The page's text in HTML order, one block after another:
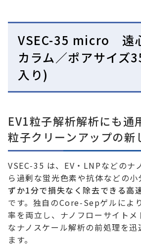
VSEC-35 micro 遠
カラム／ポアサイズ
入り)
EV1粒子解析解析にも通
粒子クリーンアップの新
VSEC‑35 は、EV・LNPなどのナ
ら過剰な蛍光色素や抗体などの小
ずか1分で損失なく除去できる高
です。独自のCore‑Sepゲルによ
率を両立し、ナノフローサイト
なナノスケール解析の前処理を
ます。